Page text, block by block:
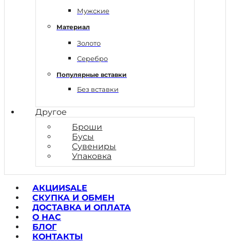
Мужские
Материал
Золото
Серебро
Популярные вставки
Без вставки
Другое
Броши
Бусы
Сувениры
Упаковка
АКЦИИSALE
СКУПКА И ОБМЕН
ДОСТАВКА И ОПЛАТА
О НАС
БЛОГ
КОНТАКТЫ